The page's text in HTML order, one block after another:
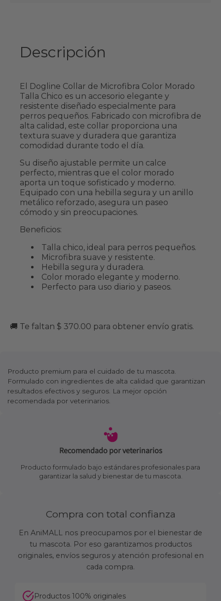
Descripción
El Dogline Collar de Microfibra Color Morado
Talla Chico es un accesorio elegante y
resistente diseñado especialmente para
perros pequeños. Fabricado con microfibra de
alta calidad, este collar proporciona una
textura suave y duradera que garantiza
comodidad durante todo el día.
Su diseño ajustable permite un calce
perfecto, mientras que el color morado
aporta un toque sofisticado y moderno.
Equipado con una hebilla segura y un anillo
metálico reforzado, asegura un paseo
cómodo y sin preocupaciones.
Beneficios:
Talla chico, ideal para perros pequeños.
Microfibra suave y resistente.
Hebilla segura y duradera.
Color morado elegante y moderno.
Perfecto para uso diario y paseos.
🚚 Te faltan $ 370.00 para obtener envío gratis.
Producto premium para el cuidado de tu mascota.
Formulado con ingredientes de alta calidad que garantizan
resultados efectivos y seguros. La mejor opción
recomendada por veterinarios.
Recomendado por veterinarios
Producto formulado bajo estándares profesionales para
garantizar la salud y bienestar de tu mascota.
Compra con total confianza
En AniMALL nos preocupamos por el bienestar de
tu mascota. Por eso garantizamos productos
originales, envíos seguros y atención profesional en
cada compra.
Productos 100% originales